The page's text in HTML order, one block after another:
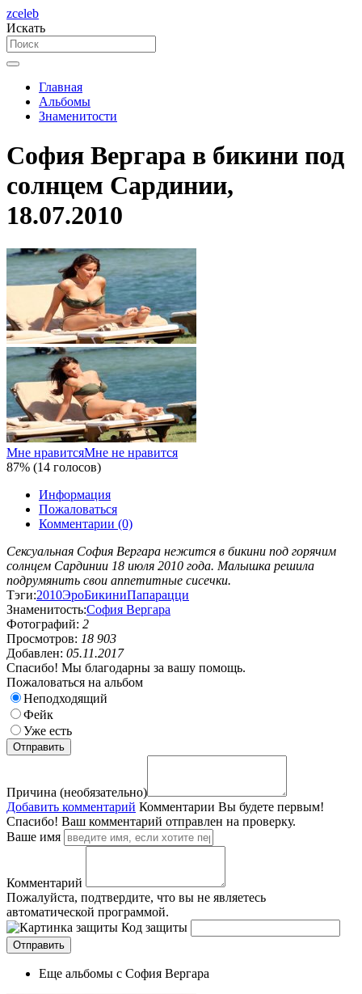
zceleb
Искать
Главная
Альбомы
Знаменитости
София Вергара в бикини под
солнцем Сардинии,
18.07.2010
Мне нравитсяМне не нравится
87% (14 голосов)
Информация
Пожаловаться
Комментарии (0)
Сексуальная София Вергара нежится в бикини под горячим
солнцем Сардинии 18 июля 2010 года. Малышка решила
подрумянить свои аппетитные сисечки.
Тэги:2010ЭроБикиниПапарацци
Знаменитость:София Вергара
Фотографий: 2
Просмотров: 18 903
Добавлен: 05.11.2017
Спасибо! Мы благодарны за вашу помощь.
Пожаловаться на альбом
Неподходящий
Фейк
Уже есть
Причина (необязательно)
Добавить комментарий Комментарии Вы будете первым!
Спасибо! Ваш комментарий отправлен на проверку.
Ваше имя
Комментарий
Пожалуйста, подтвердите, что вы не являетесь
автоматической программой.
Код защиты
Еще альбомы с София Вергара